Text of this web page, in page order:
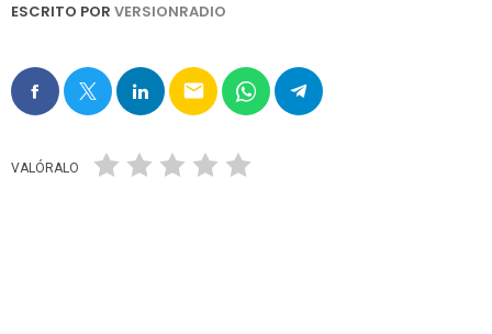
ESCRITO POR VERSIONRADIO
email
VALÓRALO